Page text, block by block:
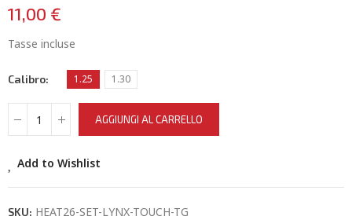
11,00 €
Tasse incluse
Calibro 1.25 1.30
AGGIUNGI AL CARRELLO
Add to Wishlist
SKU: HEAT26-SET-LYNX-TOUCH-TG